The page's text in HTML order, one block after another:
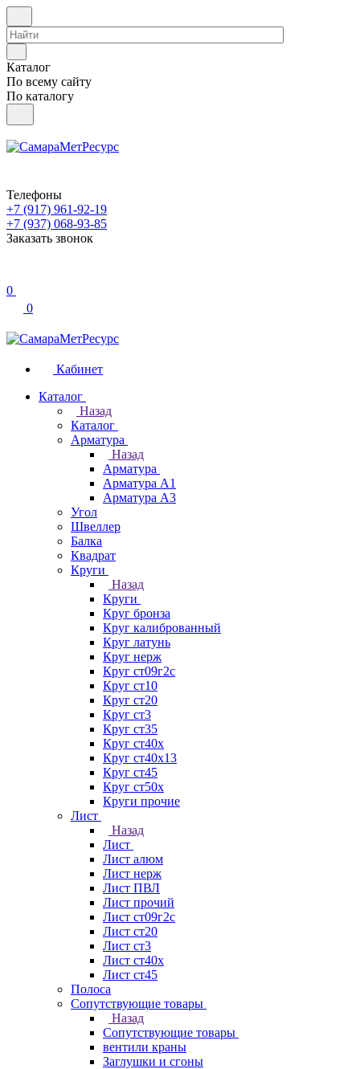
Каталог
По всему сайту
По каталогу
Телефоны
+7 (917) 961-92-19
+7 (937) 068-93-85
Заказать звонок
0
0
Кабинет
Каталог
Назад
Каталог
Арматура
Назад
Арматура
Арматура А1
Арматура А3
Угол
Швеллер
Балка
Квадрат
Круги
Назад
Круги
Круг бронза
Круг калиброванный
Круг латунь
Круг нерж
Круг ст09г2с
Круг ст10
Круг ст20
Круг ст3
Круг ст35
Круг ст40х
Круг ст40х13
Круг ст45
Круг ст50х
Круги прочие
Лист
Назад
Лист
Лист алюм
Лист нерж
Лист ПВЛ
Лист прочий
Лист ст09г2с
Лист ст20
Лист ст3
Лист ст40х
Лист ст45
Полоса
Сопутствующие товары
Назад
Сопутствующие товары
вентили краны
Заглушки и сгоны